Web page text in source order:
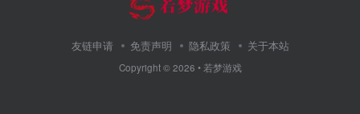
友链申请 免责声明 隐私政策 关于本站
Copyright ©2026 • 若梦游戏